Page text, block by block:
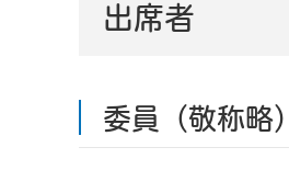
出席者
委員（敬称略）